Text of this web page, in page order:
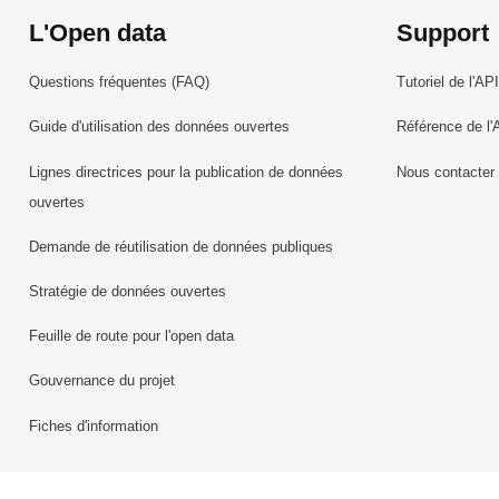
L'Open data
Questions fréquentes (FAQ)
Guide d'utilisation des données ouvertes
Lignes directrices pour la publication de données
ouvertes
Demande de réutilisation de données publiques
Stratégie de données ouvertes
Feuille de route pour l'open data
Gouvernance du projet
Fiches d'information
Support
Tutoriel de l'API
Référence de
Nous contacter